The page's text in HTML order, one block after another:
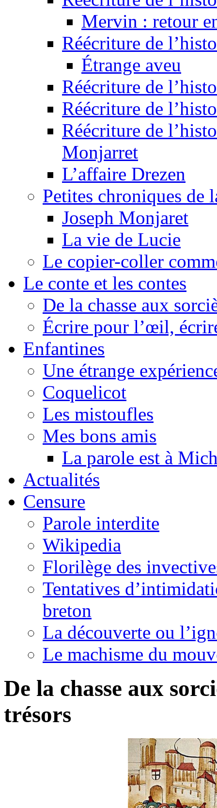
Mervin : retour
Réécriture de
Étrange aveu
Réécriture de
Réécriture de
Réécriture de
Monjarret
L’affaire Drezen
Petites chroniques de
Joseph Monjaret
La vie de Lucie
Le copier-coller
Le conte et les contes
De la chasse aux
Écrire pour l’œil,
Enfantines
Une étrange
Coquelicot
Les mistoufles
Mes bons amis
La parole est à
Actualités
Censure
Parole interdite
Wikipedia
Florilège des
Tentatives
breton
La découverte ou
Le machisme du
De la chasse aux
trésors